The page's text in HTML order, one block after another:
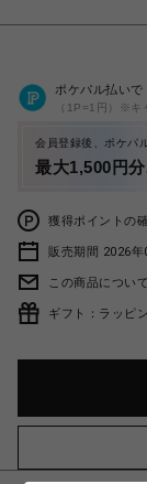
ポケパル払いで
（1P=1円）※キ
会員登録後、ポケパ
最大1,500円
獲得ポイントの
販売期間 2026
この商品について
ギフト：ラッピ